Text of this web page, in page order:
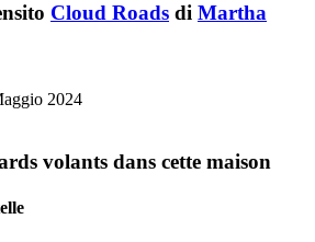
Cloud Roads di Martha
2024
volants dans cette maison